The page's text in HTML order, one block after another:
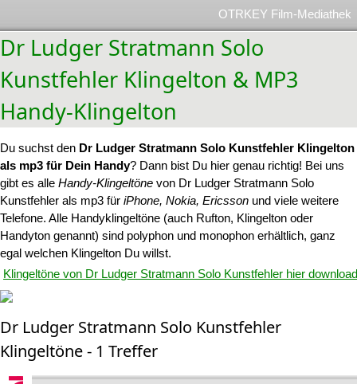
OTRKEY Film-Mediathek
Dr Ludger Stratmann Solo
Kunstfehler Klingelton & MP3
Handy-Klingelton
Du suchst den Dr Ludger Stratmann Solo Kunstfehler Klingelton
als mp3 für Dein Handy? Dann bist Du hier genau richtig! Bei uns
gibt es alle Handy-Klingeltöne von Dr Ludger Stratmann Solo
Kunstfehler als mp3 für iPhone, Nokia, Ericsson und viele weitere
Telefone. Alle Handyklingeltöne (auch Rufton, Klingelton oder
Handyton genannt) sind polyphon und monophon erhältlich, ganz
egal welchen Klingelton Du willst.
Klingeltöne von Dr Ludger Stratmann Solo Kunstfehler hier
Dr Ludger Stratmann Solo Kunstfehler
Klingeltöne - 1 Treffer